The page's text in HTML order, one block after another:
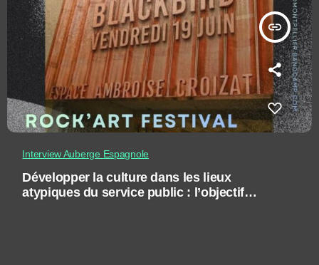
insert_link
Interview Auberge Espagnole
Développer la culture dans les lieux
atypiques du service public : l’objectif